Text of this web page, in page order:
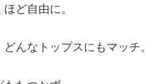
ど自由に。
んなトップスにもマッチ。